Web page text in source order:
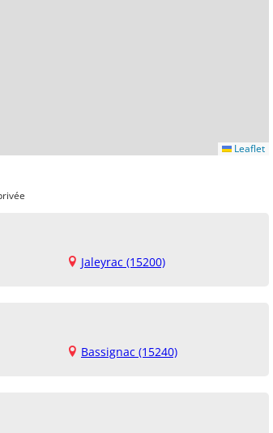
Leaflet
Jaleyrac (15200)
Bassignac (15240)